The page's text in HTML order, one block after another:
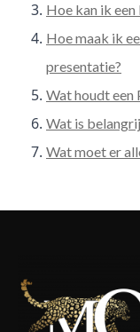
Hoe kan ik
Hoe maak ik
presentatie?
Wat houdt een
Wat is
Wat moet er